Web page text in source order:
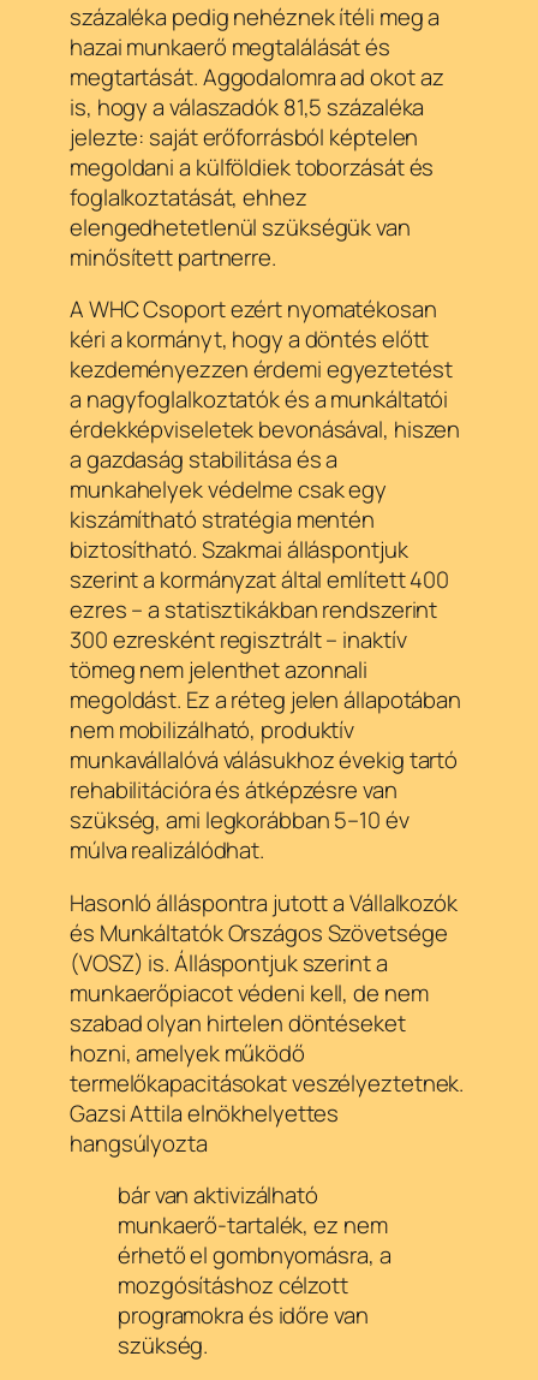
százaléka pedig nehéznek ítéli meg a
hazai munkaerő megtalálását és
megtartását. Aggodalomra ad okot az
is, hogy a válaszadók 81,5 százaléka
jelezte: saját erőforrásból képtelen
megoldani a külföldiek toborzását és
foglalkoztatását, ehhez
elengedhetetlenül szükségük van
minősített partnerre.
A WHC Csoport ezért nyomatékosan
kéri a kormányt, hogy a döntés előtt
kezdeményezzen érdemi egyeztetést
a nagyfoglalkoztatók és a munkáltatói
érdekképviseletek bevonásával, hiszen
a gazdaság stabilitása és a
munkahelyek védelme csak egy
kiszámítható stratégia mentén
biztosítható. Szakmai álláspontjuk
szerint a kormányzat által említett 400
ezres – a statisztikákban rendszerint
300 ezresként regisztrált – inaktív
tömeg nem jelenthet azonnali
megoldást. Ez a réteg jelen állapotában
nem mobilizálható, produktív
munkavállalóvá válásukhoz évekig tartó
rehabilitációra és átképzésre van
szükség, ami legkorábban 5–10 év
múlva realizálódhat.
Hasonló álláspontra jutott a Vállalkozók
és Munkáltatók Országos Szövetsége
(VOSZ) is. Álláspontjuk szerint a
munkaerőpiacot védeni kell, de nem
szabad olyan hirtelen döntéseket
hozni, amelyek működő
termelőkapacitásokat veszélyeztetnek.
Gazsi Attila elnökhelyettes
hangsúlyozta
bár van aktivizálható
munkaerő-tartalék, ez nem
érhető el gombnyomásra, a
mozgósításhoz célzott
programokra és időre van
szükség.